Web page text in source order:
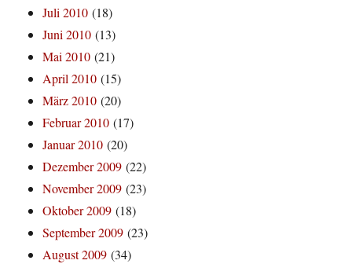
Juli 2010 (18)
Juni 2010 (13)
Mai 2010 (21)
April 2010 (15)
März 2010 (20)
Februar 2010 (17)
Januar 2010 (20)
Dezember 2009 (22)
November 2009 (23)
Oktober 2009 (18)
September 2009 (23)
August 2009 (34)